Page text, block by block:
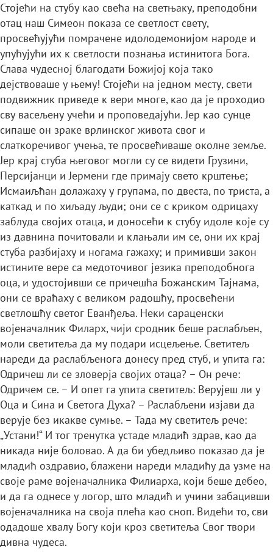
Стојећи на стубу као свећа на светњаку, преподобни
отац наш Симеон показа се светлост свету,
просвећујући помрачене идолодемонијом народе и
упућујући их к светлости познања истинитога Бога.
Слава чудесној благодати Божијој која тако
дејствоваше у њему! Стојећи на једном месту, свети
подвижник приведе к вери многе, као да је проходио
сву васељену учећи и проповедајући. Јер као сунце
сипаше он зраке врлинског живота свог и
слаткоречивог учења, те просвећиваше околне земље.
Јер крај стуба његовог могли су се видети Грузини,
Персијанци и Јермени где примају свето крштење;
Исмаиљћан долажаху у групама, по двеста, по триста, а
каткад и по хиљаду људи; они се с криком одрицаху
заблуда својих отаца, и доносећи к стубу идоле које су
из давнина почитовали и клањали им се, они их крај
стуба разбијаху и ногама гажаху; и примивши закон
истините вере са медоточивог језика преподобнога
оца, и удостојивши се причешћа Божанским Тајнама,
они се враћаху с великом радошћу, просвећени
светлошћу светог Еванђеља. Неки сараценски
војеначалник Филарх, чији сродник беше раслабљен,
моли светитеља да му подари исцељење. Светитељ
нареди да раслабљенога донесу пред стуб, и упита га:
Одричеш ли се зловерја својих отаца? – Он рече:
Одричем се. – И опет га упита светитељ: Верујеш ли у
Оца и Сина и Светога Духа? – Раслабљени изјави да
верује без икакве сумње. – Тада му светитељ рече:
„Устани!“ И тог тренутка устаде младић здрав, као да
никада није боловао. А да би убедљиво показао да је
младић оздравио, блажени нареди младићу да узме на
своје раме војеначалника Филиарха, који беше дебео,
и да га однесе у логор, што младић и учини забацивши
војеначалника на своја плећа као сноп. Видећи то, сви
одадоше хвалу Богу који кроз светитеља Свог твори
дивна чудеса.